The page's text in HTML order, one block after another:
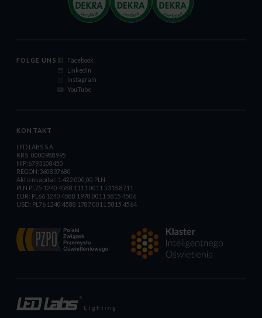
FOLGE UNS
Facebook
LinkedIn
Instagram
YouTube
KONTAKT
LED LABS S.A.
KRS: 0000988995
NIP:6793108450
REGON:360837680
Aktienkapital: 1.422.000,00 PLN
PLN PL75 1240 4588 1111 0011 5318 8711
EUR: PL66 1240 4588 1978 0011 5815 4506
USD: PL76 1240 4588 1787 0011 5815 4564